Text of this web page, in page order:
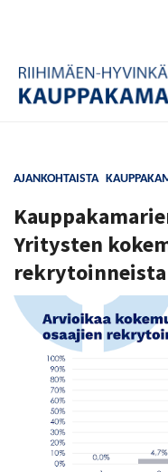
AJANKOHTAISTA
Yritysten